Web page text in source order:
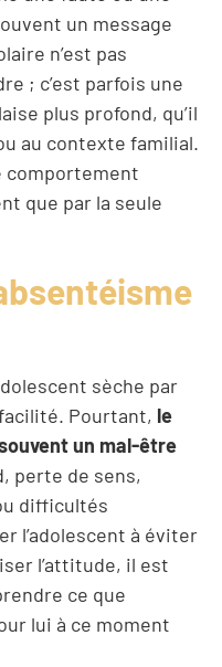
un message
n’est pas
; c’est parfois une
plus profond, qu’il
au contexte familial.
comportement
que par la seule
sèche par
Pourtant, le
un mal-être
perte de sens,
difficultés
l’adolescent à éviter
l’attitude, il est
ce que
lui à ce moment